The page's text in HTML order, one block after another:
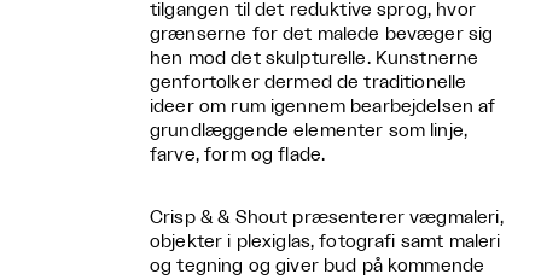
tilgangen til det reduktive sprog, hvor
grænserne for det malede bevæger sig
hen mod det skulpturelle. Kunstnerne
genfortolker dermed de traditionelle
ideer om rum igennem bearbejdelsen af
grundlæggende elementer som linje,
farve, form og flade.
Crisp & & Shout præsenterer vægmaleri,
objekter i plexiglas, fotografi samt maleri
og tegning og giver bud på kommende